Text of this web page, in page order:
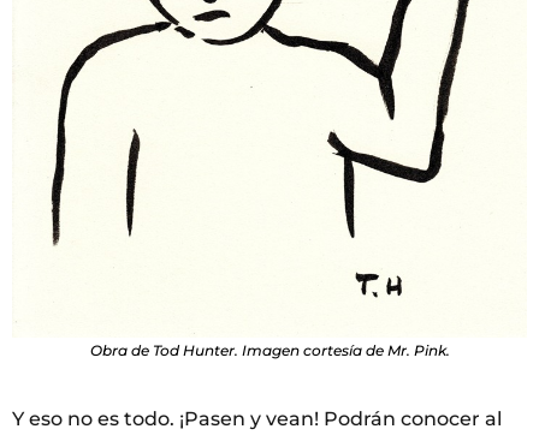
Obra de Tod Hunter. Imagen cortesía de Mr. Pink.
Y eso no es todo. ¡Pasen y vean! Podrán conocer al